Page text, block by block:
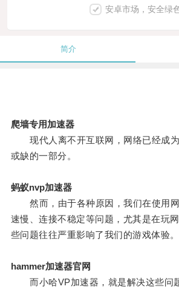
安卓市场，安全绿
简介
爬墙专用加速器
现代人离不开互联网，网络已经成为
或缺的一部分。
蚂蚁nvp加速器
然而，由于各种原因，我们在使用网
速慢、连接不稳定等问题，尤其是在玩
些问题往往严重影响了我们的游戏体验。
hammer加速器官网
而小哈VP加速器，就是解决这些问题